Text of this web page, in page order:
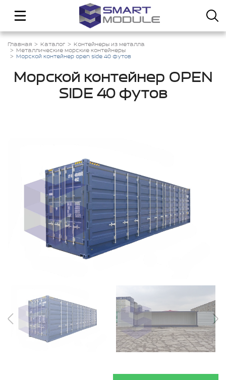
Главная Каталог
Контейнеры из металла
Металлические морские контейнеры
Морской контейнер open side 40 футов
Морской контейнер OPEN
SIDE 40 футов